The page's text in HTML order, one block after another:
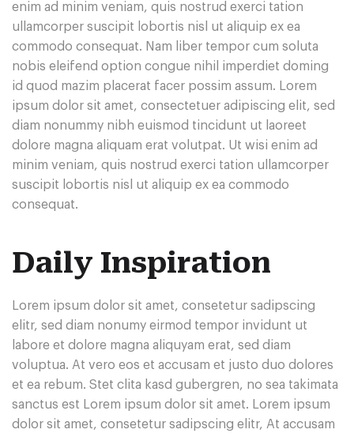
enim ad minim veniam, quis nostrud exerci tation
ullamcorper suscipit lobortis nisl ut aliquip ex ea
commodo consequat. Nam liber tempor cum soluta
nobis eleifend option congue nihil imperdiet doming
id quod mazim placerat facer possim assum. Lorem
ipsum dolor sit amet, consectetuer adipiscing elit, sed
diam nonummy nibh euismod tincidunt ut laoreet
dolore magna aliquam erat volutpat. Ut wisi enim ad
minim veniam, quis nostrud exerci tation ullamcorper
suscipit lobortis nisl ut aliquip ex ea commodo
consequat.
Daily Inspiration
Lorem ipsum dolor sit amet, consetetur sadipscing
elitr, sed diam nonumy eirmod tempor invidunt ut
labore et dolore magna aliquyam erat, sed diam
voluptua. At vero eos et accusam et justo duo dolores
et ea rebum. Stet clita kasd gubergren, no sea takimata
sanctus est Lorem ipsum dolor sit amet. Lorem ipsum
dolor sit amet, consetetur sadipscing elitr, At accusam